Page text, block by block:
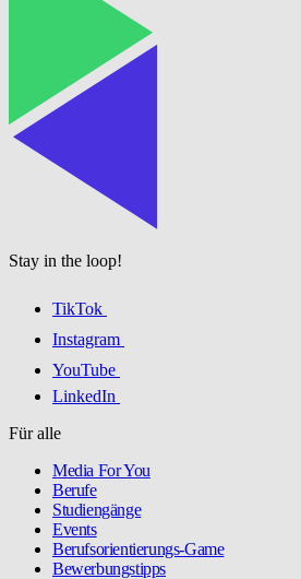
Stay in the loop!
TikTok
Instagram
YouTube
LinkedIn
Für alle
Media For You
Berufe
Studiengänge
Events
Berufsorientierungs-Game
Bewerbungstipps